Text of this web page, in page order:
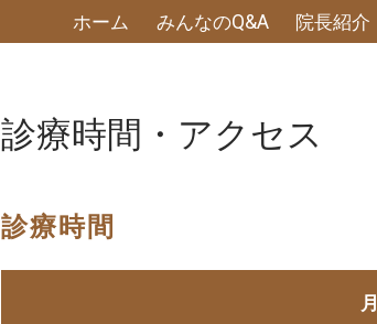
ホーム みんなのQ&A 院長紹介
診療時間・アクセス
診療時間
月